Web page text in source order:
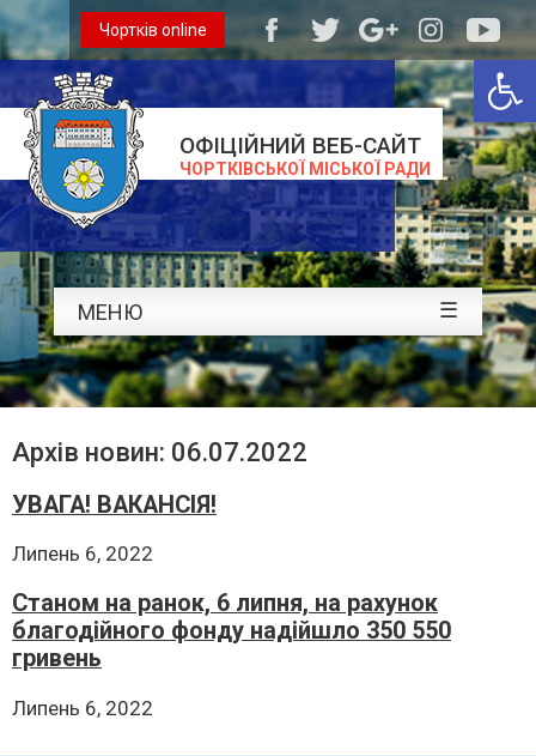
ОФІЦІЙНИЙ ВЕБ-САЙТ
ЧОРТКІВСЬКОЇ МІСЬКОЇ РАДИ
Чортків online
МЕНЮ ☰
Архів новин: 06.07.2022
УВАГА! ВАКАНСІЯ!
Липень 6, 2022
Станом на ранок, 6 липня, на рахунок
благодійного фонду надійшло 350 550
гривень
Липень 6, 2022